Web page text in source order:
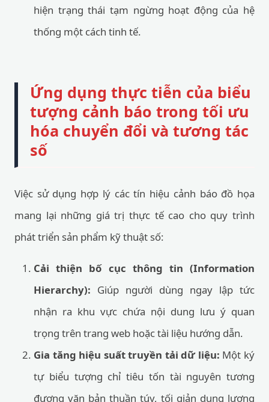
hiện trạng thái tạm ngừng hoạt động của hệ
thống một cách tinh tế.
Ứng dụng thực tiễn của biểu
tượng cảnh báo trong tối ưu
hóa chuyển đổi và tương tác
số
Việc sử dụng hợp lý các tín hiệu cảnh báo đồ họa
mang lại những giá trị thực tế cao cho quy trình
phát triển sản phẩm kỹ thuật số:
Cải thiện bố cục thông tin (Information
Hierarchy): Giúp người dùng ngay lập tức
nhận ra khu vực chứa nội dung lưu ý quan
trọng trên trang web hoặc tài liệu hướng dẫn.
Gia tăng hiệu suất truyền tải dữ liệu: Một ký
tự biểu tượng chỉ tiêu tốn tài nguyên tương
đương văn bản thuần túy, tối giản dung lượng